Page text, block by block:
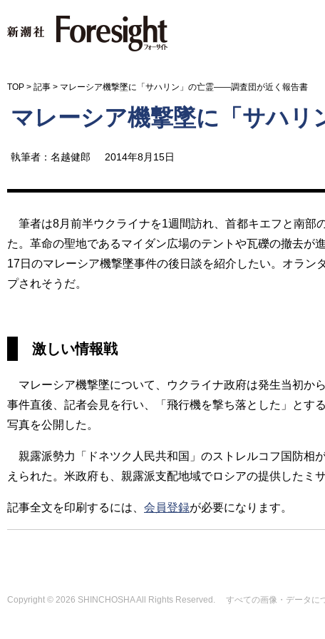
TOP > 記事 > マレーシア機撃墜に「サハリン」の亡霊――調査団が近く報告書
マレーシア機撃墜に「サハ
執筆者：名越健郎 2014年8月15日
筆者は8月前半ウクライナを1週間訪れ、首都キエフと南部
た。革命の聖地であるマイダン広場のテントや瓦礫の撤去が
17日のマレーシア機撃墜事件の後日談を紹介したい。オラ
プされそうだ。
激しい情報戦
マレーシア機撃墜について、ウクライナ政府は発生当初か
事件直後、記者会見を行い、「飛行機を撃ち落とした」とす
写真を公開した。
親露派勢力「ドネツク人民共和国」のストレルコフ国防相
えられた。米政府も、親露派支配地域でロシアの提供したミ
記事全文を印刷するには、 会員登録が必要になります。
Copyright © 2026 SHINCHOSHA All Rights Reserved. すべての画像・データに